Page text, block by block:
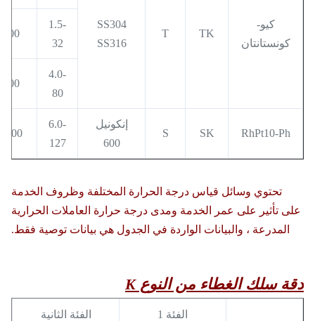
كيو-
كونستانتان
TK
T
SS304
SS316
1.5-
32
600
4.0-
80
800
RhPt10-Ph
SK
S
إنكونيل
600
6.0-
127
1100
تحتوي وسائل قياس درجة الحرارة المختلفة وظروف الخدمة
على تأثير على عمر الخدمة ومدى درجة حرارة العاملات الحرارية
المدرعة ، والبيانات الواردة في الجدول هي بيانات توصية فقط.
دقة سلك الغطاء من النوع K
الفئة 1 الفئة الثانية